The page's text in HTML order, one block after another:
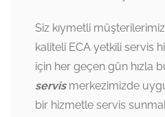
Siz kıymetli
kaliteli ECA yetkili servis
için her geçen gün hızla
servismerkezimizde
bir hizmetle servis